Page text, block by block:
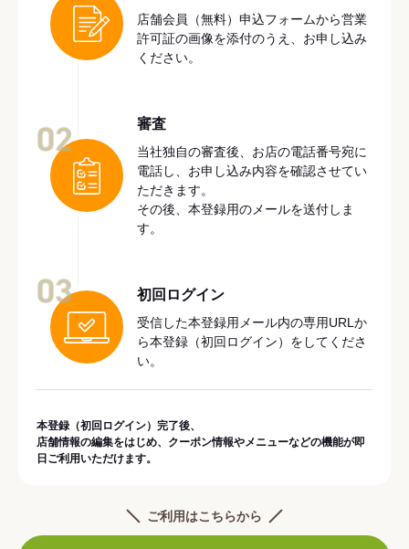
店舗会員（無料）申込フォームから営業
許可証の画像を添付のうえ、お申し込み
ください。
審査
当社独自の審査後、お店の電話番号宛に
電話し、お申し込み内容を確認させてい
ただきます。
その後、本登録用のメールを送付しま
す。
初回ログイン
受信した本登録用メール内の専用URLか
ら本登録（初回ログイン）をしてくださ
い。
本登録（初回ログイン）完了後、
店舗情報の編集をはじめ、クーポン情報やメニューなどの機能が即
日ご利用いただけます。
ご利用はこちらから